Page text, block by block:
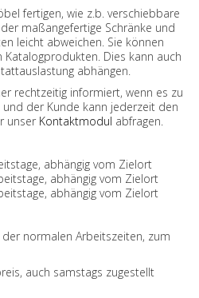
fertigen, wie z.b. verschiebbare
maßangefertige Schränke und
leicht abweichen. Sie können
Dies kann auch
abhängen.
rechtzeitig informiert, wenn es zu
der Kunde kann jederzeit den
unser Kontaktmodul abfragen.
abhängig vom Zielort
abhängig vom Zielort
abhängig vom Zielort
normalen Arbeitszeiten, zum
auch samstags zugestellt